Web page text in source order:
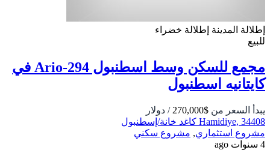
إطلالة المدينة إطلالة خضراء
للبيع
مجمع للسكن وسط اسطنبول Ario-294 في
كايتانيه اسطنبول
يبدأ السعر من $270,000
/ دولار
Hamidiye, 34408 كاغد خانة/إسطنبول
مشروع استثماري, مشروع سكني
4 سنوات ago